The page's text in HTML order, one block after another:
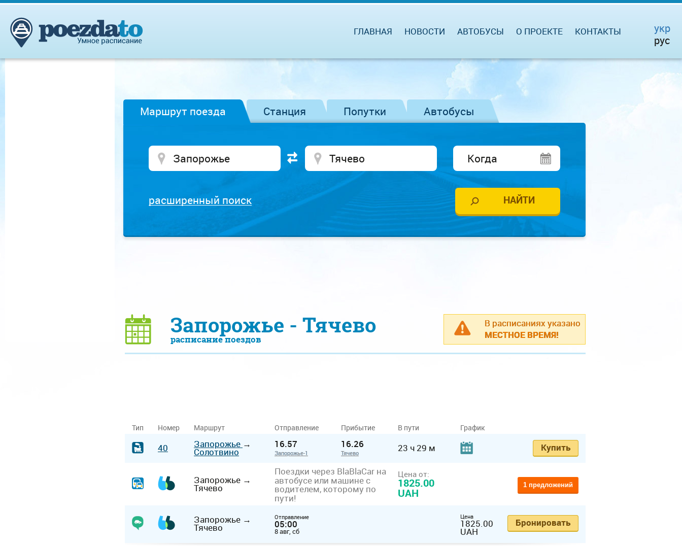
ГЛАВНАЯ НОВОСТИ АВТОБУСЫ О ПРОЕКТЕ КОНТАКТЫ
укр
рус
Маршрут поезда Станция Попутки Автобусы
расширенный поиск
В расписаниях указано
МЕСТНОЕ ВРЕМЯ!
Запорожье - Тячево
расписание поездов
Тип Номер Маршрут Отправление Прибытие В пути График
40 Запорожье →
Солотвино
16.57
Запорожье-1
16.26
Тячево 23 ч 29 м Купить
Запорожье →
Тячево
Поездки через BlaBlaCar на
автобусе или машине с
водителем, которому по
пути!
Цена от:
1825.00
UAH
1 предложений
Запорожье →
Тячево
Отправление
05:00
8 авг, сб
Цена
1825.00
UAH
Бронировать